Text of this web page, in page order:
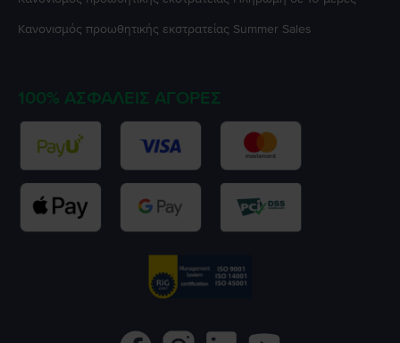
Κανονισμός προωθητικής εκστρατείας Summer Sales
100% ΑΣΦΑΛΕΊΣ ΑΓΟΡΈΣ